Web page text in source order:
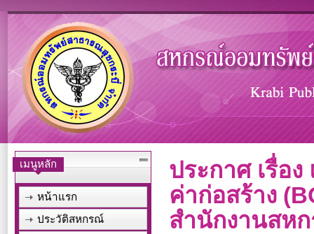
เมนูหลัก
หน้าแรก
ประวัติสหกรณ์
ประกาศ เรื่อ
ค่าก่อสร้าง
สำนักงานสห